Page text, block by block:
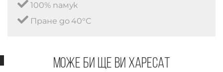
100% памук
Пране до 40°C
Може би ще ви харесат